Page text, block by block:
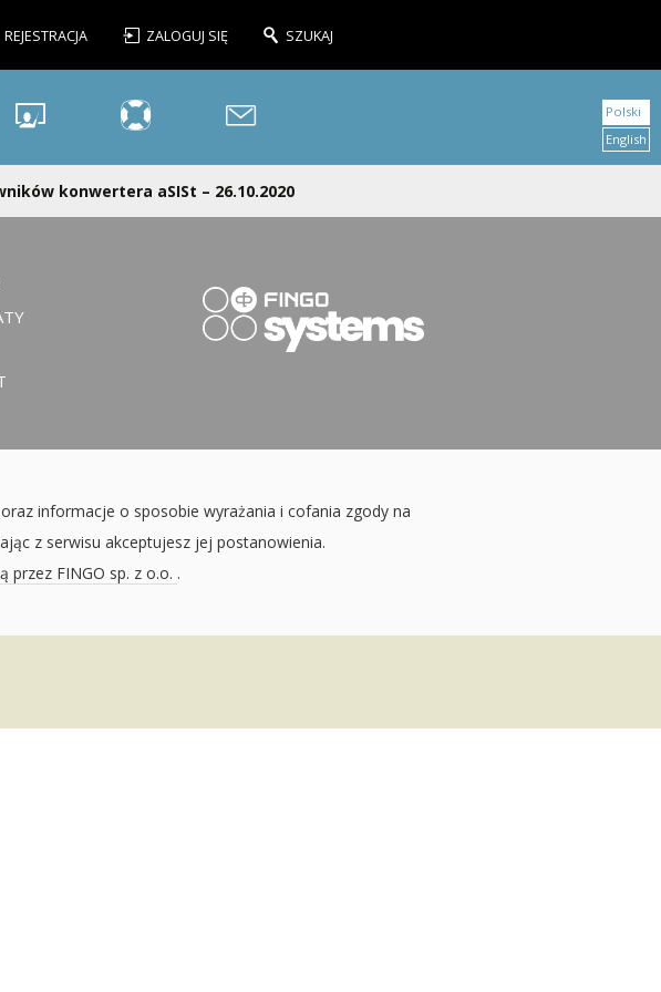
REJESTRACJA ZALOGUJ SIĘ SZUKAJ
konwertera aSISt – 26.10.2020
Polski
English
informacje o sposobie wyrażania i cofania zgody na
z serwisu akceptujesz jej postanowienia.
przez FINGO sp. z o.o. .